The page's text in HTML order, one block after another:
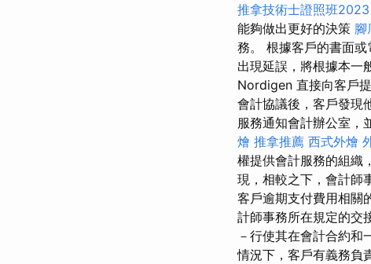
推拿技術士證照班2023
能夠做出更好的決策 腳
務。 根據客戶的書面
出現延誤，將根據本一
Nordigen 直接向客戶
會計協議後，客戶發現
服務通知會計辦公室
燴 推拿推薦 西式外燴
權提供會計服務的組織
現，相較之下，會計師
客戶逾期支付費用相關
計師事務所在規定的交
－行使其在會計合約和
情況下，客戶有義務負